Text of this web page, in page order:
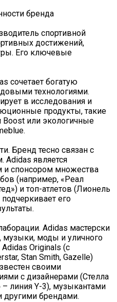
бренда
спортивной
достижений,
Его ключевые
сочетает богатую
технологиями.
в исследования и
продукты, такие
Boost или экологичные
Бренд тесно связан с
Adidas является
спонсором множества
(например, «Реал
и топ-атлетов (Лионель
его
Adidas мастерски
музыки, моды и уличного
Originals (с
Stan Smith, Gazelle)
своими
с дизайнерами (Стелла
линия Y-3), музыкантами
другими брендами.